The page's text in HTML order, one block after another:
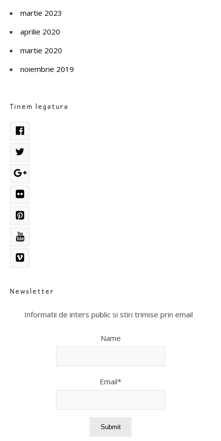
martie 2023
aprilie 2020
martie 2020
noiembrie 2019
Tinem legatura
Newsletter
Informatii de inters public si stiri trimise prin email
Name
Email*